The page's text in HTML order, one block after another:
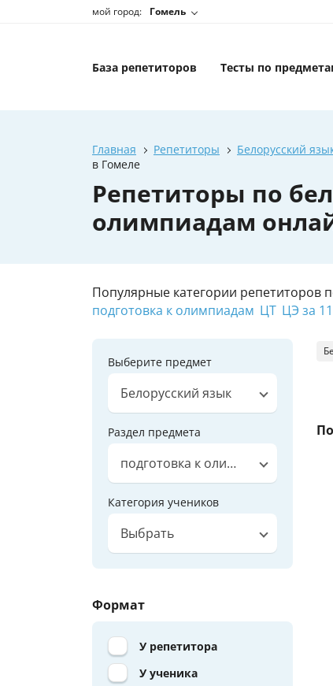
мой город: Гомель
База репетиторов Тесты по
Главная Репетиторы Белорусский
в Гомеле
Репетиторы по
олимпиадам
Популярные категории репетиторов
подготовка к олимпиадам ЦТ ЦЭ за
Выберите предмет
Белорусский язык
Раздел предмета
подготовка к олимпиадам
Категория учеников
Выбрать
Формат
У репетитора
У ученика